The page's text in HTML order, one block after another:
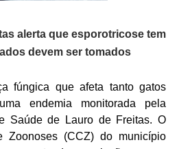
alerta que esporotricose tem
devem ser tomados
fúngica que afeta tanto gatos
endemia monitorada pela
Saúde de Lauro de Freitas. O
Zoonoses (CCZ) do município